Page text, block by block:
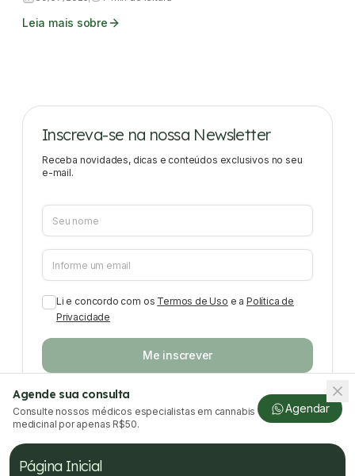
Leia mais sobre
Inscreva-se na nossa Newsletter
Receba novidades, dicas e conteúdos exclusivos no seu
e-mail.
Li e concordo com os Termos de Uso e a Política de
Privacidade
Me inscrever
Agende sua consulta
Consulte nossos médicos especialistas em cannabis
medicinal por apenas R$50.
Agendar
Página Inicial